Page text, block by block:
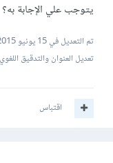
يتوجب علي الإجابة به؟
تم التعديل في15 يونيو 2015
تعديل العنوان والتدقيق اللغوي
اقتباس